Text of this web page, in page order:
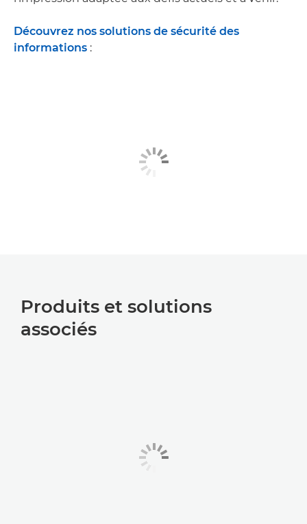
Découvrez nos solutions de sécurité des
informations :
Produits et solutions
associés